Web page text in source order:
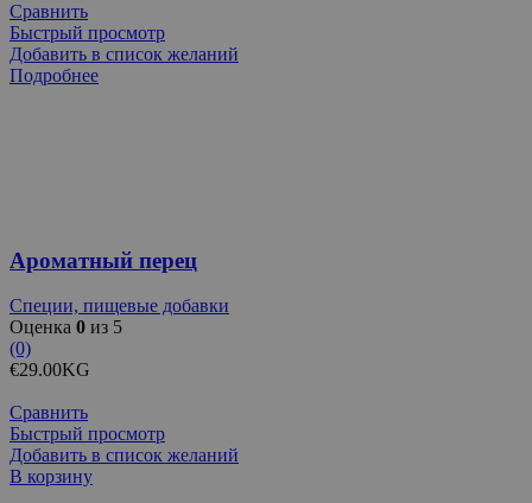
Сравнить
Быстрый просмотр
Добавить в список желаний
Подробнее
Ароматный перец
Специи, пищевые добавки
Оценка 0 из 5
(0)
€29.00KG
Сравнить
Быстрый просмотр
Добавить в список желаний
В корзину